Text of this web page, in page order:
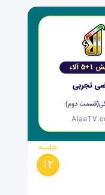
جلسه
12